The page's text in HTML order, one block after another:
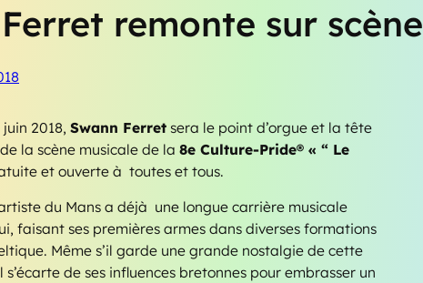
remonte sur scène
2018, Swann Ferret sera le point d’orgue et la tête
la scène musicale de la 8e Culture-Pride® « “ Le
et ouverte à toutes et tous.
du Mans a déjà une longue carrière musicale
faisant ses premières armes dans diverses formations
Même s’il garde une grande nostalgie de cette
s’écarte de ses influences bretonnes pour embrasser un